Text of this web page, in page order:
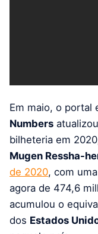
Em maio, o portal
Numbers
bilheteria em
Mugen Ressha-
de 2020, com
agora de 474,6
acumulou o
dos Estados